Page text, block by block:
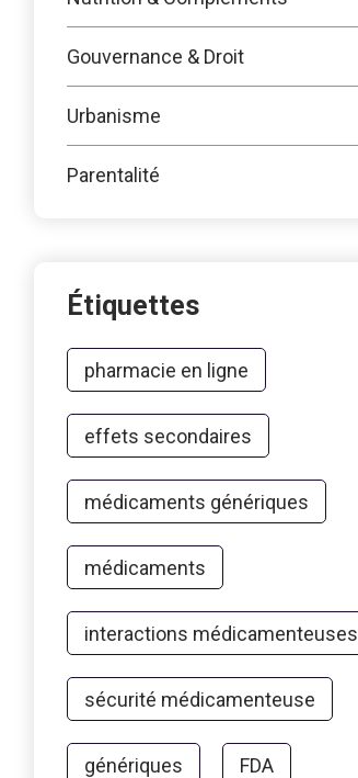
Gouvernance & Droit
Urbanisme
Parentalité
Étiquettes
pharmacie en ligne
effets secondaires
médicaments génériques
médicaments
interactions médicamenteuses
sécurité médicamenteuse
génériques FDA